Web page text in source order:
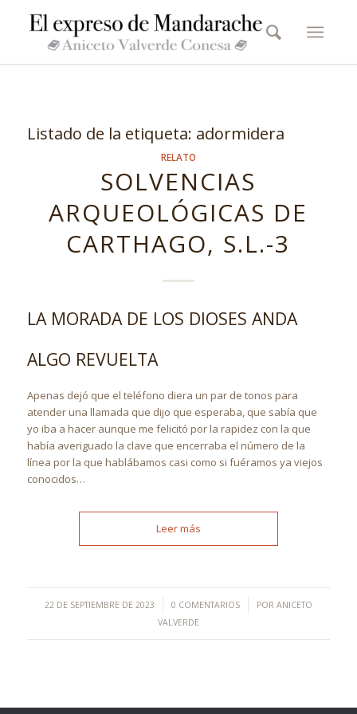
Listado de la etiqueta: adormidera
RELATO
SOLVENCIAS
ARQUEOLÓGICAS DE
CARTHAGO, S.L.-3
LA MORADA DE LOS DIOSES ANDA
ALGO REVUELTA
Apenas dejó que el teléfono diera un par de tonos para
atender una llamada que dijo que esperaba, que sabía que
yo iba a hacer aunque me felicitó por la rapidez con la que
había averiguado la clave que encerraba el número de la
línea por la que hablábamos casi como si fuéramos ya viejos
conocidos…
Leer más
22 DE SEPTIEMBRE DE 2023
/ 0 COMENTARIOS
/ POR ANICETO
VALVERDE